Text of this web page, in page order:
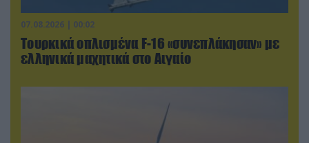
07.08.2026 | 00:02
Τουρκικά οπλισμένα F-16 «συνεπλάκησαν» με
ελληνικά μαχητικά στο Αιγαίο